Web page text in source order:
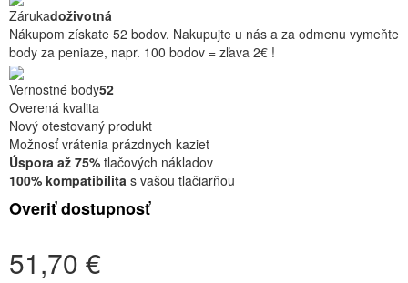
Zárukadoživotná
Nákupom získate 52 bodov. Nakupujte u nás a za odmenu vymeňte
body za peniaze, napr. 100 bodov = zľava 2€ !
Vernostné body52
Overená kvalita
Nový otestovaný produkt
Možnosť vrátenia prázdnych kaziet
Úspora až 75% tlačových nákladov
100% kompatibilita s vašou tlačiarňou
Overiť dostupnosť
51,70 €